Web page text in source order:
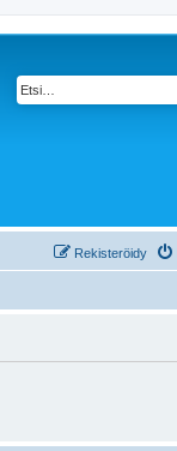
Rekisteröidy